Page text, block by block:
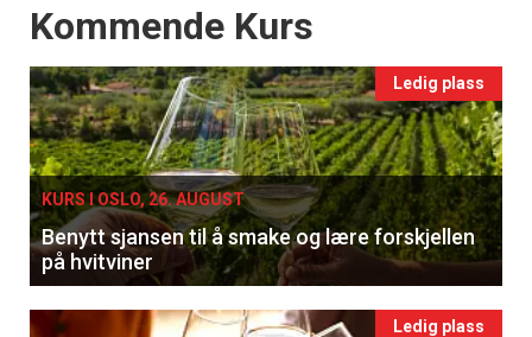
Events
Kommende Kurs
Ledig plass
KURS I OSLO, 26. AUGUST
Benytt sjansen til å smake og lære forskjellen
på hvitviner
Ledig plass